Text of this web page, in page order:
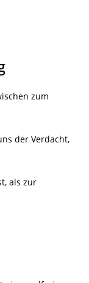
zum
der Verdacht,
als zur